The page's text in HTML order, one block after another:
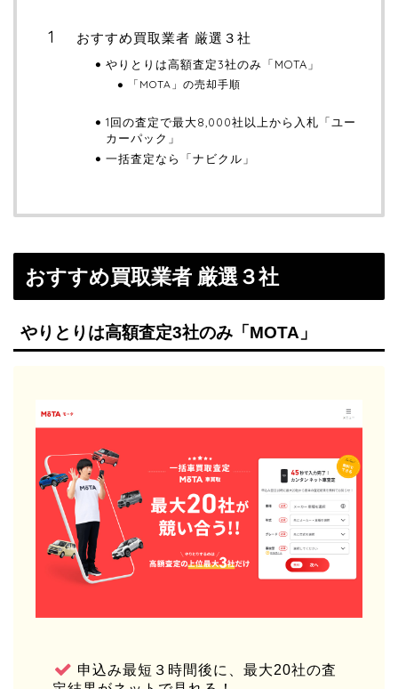
おすすめ買取業者 厳選３社
やりとりは高額査定3社のみ「MOTA」
「MOTA」の売却手順
1回の査定で最大8,000社以上から入札「ユー
カーパック」
一括査定なら「ナビクル」
おすすめ買取業者 厳選３社
やりとりは高額査定3社のみ「MOTA」
申込み最短３時間後に、最大20社の査